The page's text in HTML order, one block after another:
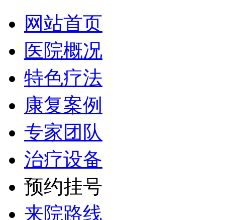
网站首页
医院概况
特色疗法
康复案例
专家团队
治疗设备
预约挂号
来院路线